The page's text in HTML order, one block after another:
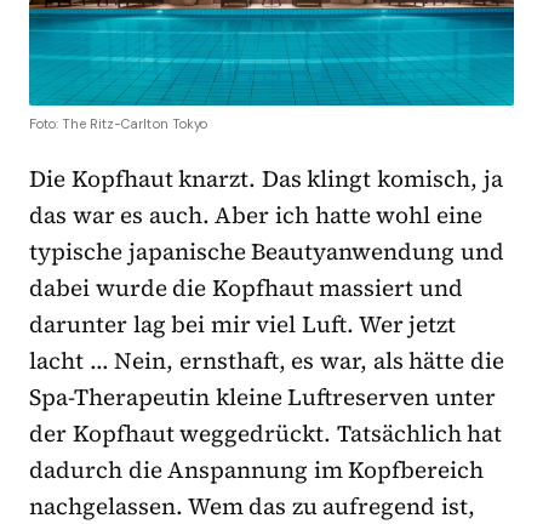
Foto: The Ritz-Carlton Tokyo
Die Kopfhaut knarzt. Das klingt komisch, ja
das war es auch. Aber ich hatte wohl eine
typische japanische Beautyanwendung und
dabei wurde die Kopfhaut massiert und
darunter lag bei mir viel Luft. Wer jetzt
lacht … Nein, ernsthaft, es war, als hätte die
Spa-Therapeutin kleine Luftreserven unter
der Kopfhaut weggedrückt. Tatsächlich hat
dadurch die Anspannung im Kopfbereich
nachgelassen. Wem das zu aufregend ist,